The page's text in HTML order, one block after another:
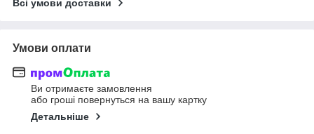
Всі умови доставки
Умови оплати
Ви отримаєте замовлення
або гроші повернуться на вашу картку
Детальніше